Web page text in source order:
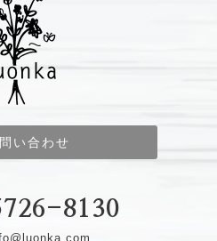
い合わせ
8130